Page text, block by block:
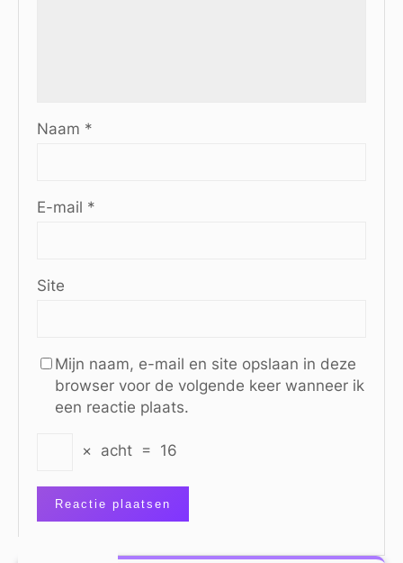
Naam *
E-mail *
Site
Mijn naam, e-mail en site opslaan in deze
browser voor de volgende keer wanneer ik
een reactie plaats.
× acht = 16